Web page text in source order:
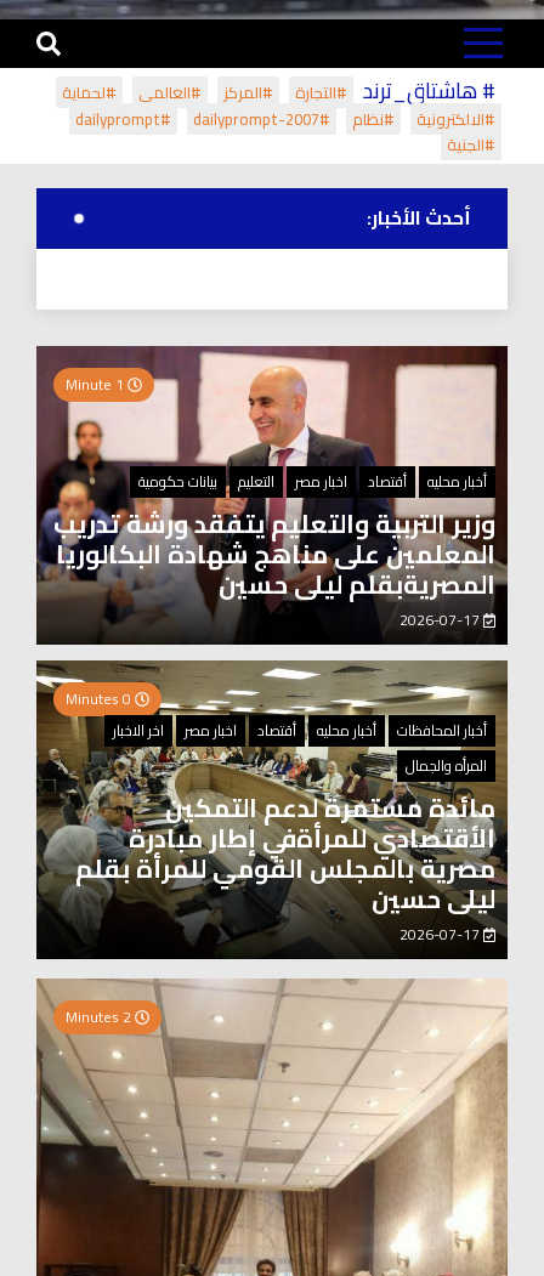
# هاشتاق_ترند #التجارة #المركز #العالمي
#لحماية
#الالكترونية
#نظام #dailyprompt-2007
#dailyprompt
#الجنية
أحدث الأخبار:
أخبار محليه أقتصاد اخبار مصر التعليم بيانات حكومية
وزير التربية والتعليم يتفقد ورشة تدريب
المعلمين على مناهج شهادة البكالوريا
المصريةبقلم ليلى حسين
أخبار المحافظات
أخبار محليه أقتصاد اخبار مصر
اخر الاخبار
المرأه والجمال
مائدة مستمرة لدعم التمكين
الأقتصادي للمرأةفي إطار مبادرة
مصرية بالمجلس القومي للمرأة بقلم
ليلى حسين
2026-07-17